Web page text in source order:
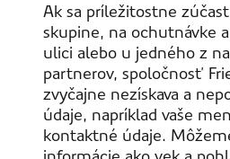
Ak sa príležitostne
skupine, na ochutnávke
ulici alebo u jedného z
partnerov, spoločnosť
zvyčajne nezískava a
údaje, napríklad vaše
kontaktné údaje.